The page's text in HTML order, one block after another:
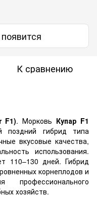
К сравнению
F1). Морковь Купар F1
поздний гибрид типа
вкусовые качества,
использования.
110–130 дней. Гибрид
корнеплодов и
хозяйств.